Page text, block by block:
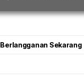
Berlangganan Sekarang